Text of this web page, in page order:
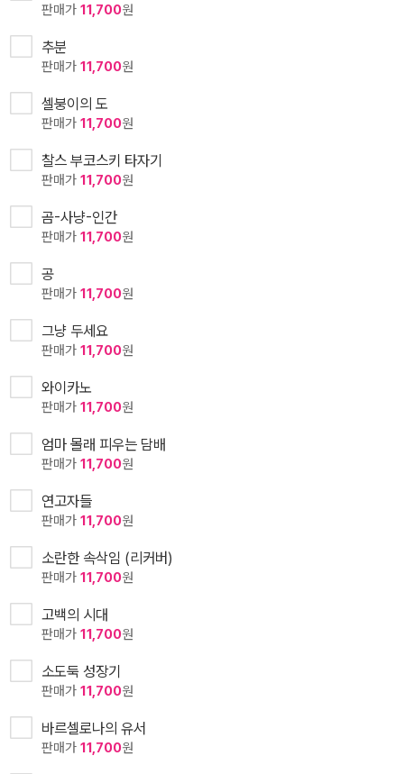
판매가 11,700원
추분
판매가 11,700원
셀붕이의 도
판매가 11,700원
찰스 부코스키 타자기
판매가 11,700원
곰-사냥-인간
판매가 11,700원
공
판매가 11,700원
그냥 두세요
판매가 11,700원
와이카노
판매가 11,700원
엄마 몰래 피우는 담배
판매가 11,700원
연고자들
판매가 11,700원
소란한 속삭임 (리커버)
판매가 11,700원
고백의 시대
판매가 11,700원
소도둑 성장기
판매가 11,700원
바르셀로나의 유서
판매가 11,700원